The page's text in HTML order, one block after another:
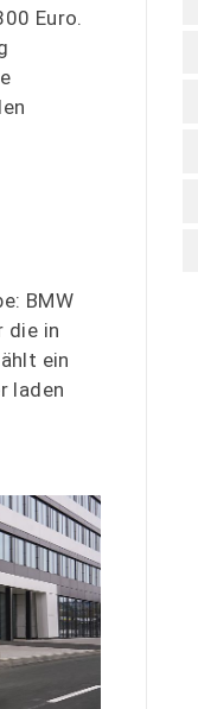
Euro.
BMW
die in
ein
laden